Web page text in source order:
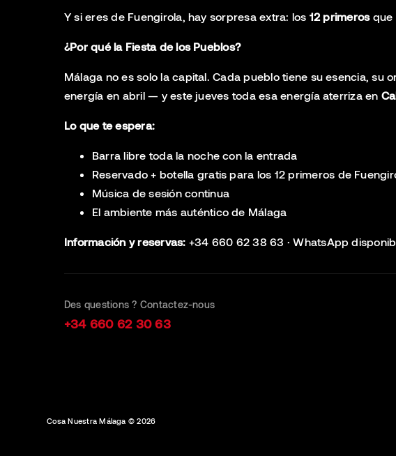
Y si eres de Fuengirola, hay sorpresa extra: los 12 primerosque
¿Por qué la Fiesta de los Pueblos?
Málaga no es solo la capital. Cada pueblo tiene su esencia, su
energía en abril — y este jueves toda esa energía aterriza en
Lo que te espera:
Barra libre toda la noche con la entrada
Reservado + botella gratis para los 12 primeros de
Música de sesión continua
El ambiente más auténtico de Málaga
Información y reservas: +34 660 62 38 63 · WhatsApp
Des questions ? Contactez-nous
+34 660 62 30 63
Cosa Nuestra Málaga © 2026